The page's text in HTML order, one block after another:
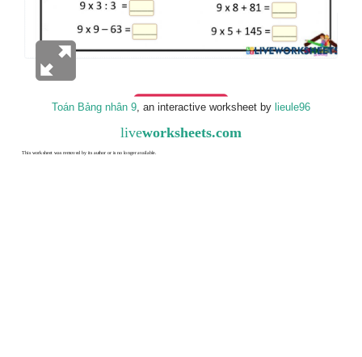
Toán Bảng nhân 9 , an interactive worksheet by lieule96
liveworksheets.com